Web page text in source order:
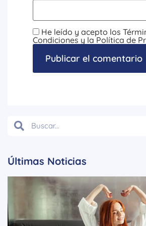
He leído y acepto los
Condiciones y la Política de
Últimas Noticias